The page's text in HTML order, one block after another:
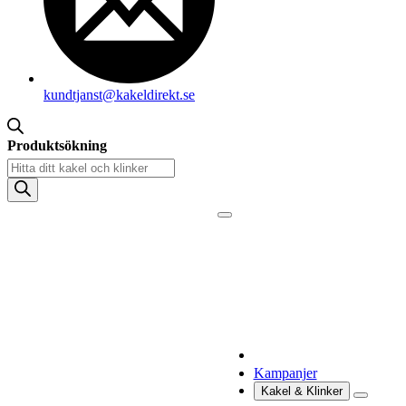
kundtjanst@kakeldirekt.se
Produktsökning
Kampanjer
Kakel & Klinker